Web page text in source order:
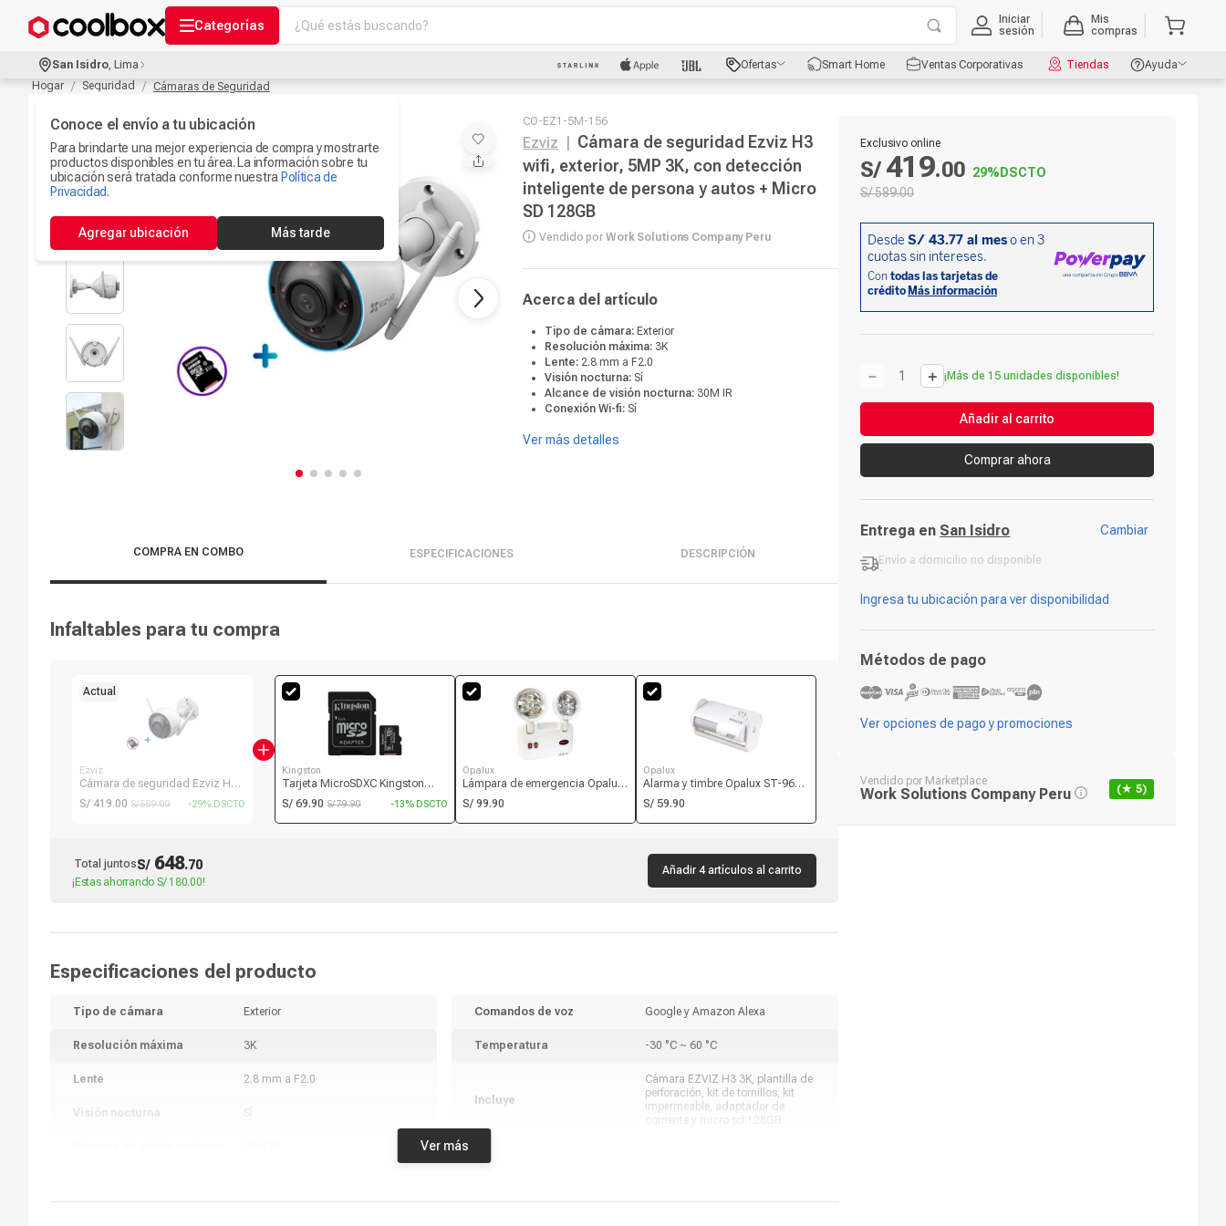
Categorías
¿Qué estás buscando?
3.
Ipad
Iphone 17
Microfono
Camaras Seguridad
7.
Ps5
8.
Parlantes Bluetooth
.
Accesorios Computo
Iniciar
sesión
Mis
compras
San Isidro, Lima
Conoce el envío a tu ubicación
Para brindarte una mejor experiencia de compra y mostrarte
productos disponibles en tu área. La información sobre tu
ubicación será tratada conforme nuestra Política de
Privacidad.
Agregar ubicación Más tarde
Ofertas Smart Home Ventas Corporativas Tiendas
Ayuda
Hogar
Seguridad Cámaras de Seguridad
CO-EZ1-5M-156
Ezviz
Cámara de seguridad Ezviz H3
wifi, exterior, 5MP 3K, con detección
inteligente de persona y autos + Micro
SD 128GB
Vendido por Work Solutions Company Peru
Acerca del artículo
Tipo de cámara: Exterior
Resolución máxima: 3K
Lente:2.8 mm a F2.0
Visión nocturna: Sí
Alcance de visión nocturna: 30M IR
Conexión Wi-fi: Sí
Ver más detalles
COMPRA EN COMBO ESPECIFICACIONES DESCRIPCIÓN
Infaltables para tu compra
Actual
Ezviz
Cámara de seguridad Ezviz H3
wifi, exterior, 5MP 3K, con
S/ 419.00 S/ 589.00 -29% DSCTO
Kingston
Tarjeta MicroSDXC Kingston
Canvas Select Plus 128GB, U1,
S/ 69.90 S/ 79.90 -13% DSCTO
Opalux
Lámpara de emergencia Opalux
9101220LED, 14 led, 8 horas
S/ 99.90
Opalux
Alarma y timbre Opalux ST-96
con sensor, distancia de
S/ 59.90
Total juntosS/ 648.70
¡Estas ahorrando S/ 180.00!
Añadir 4 artículos al carrito
Especificaciones del producto
Tipo de cámara Exterior
Resolución máxima 3K
Lente 2.8 mm a F2.0
Visión nocturna Sí
Comandos de voz Google y Amazon Alexa
Temperatura -30 °C ~ 60 °C
Incluye
Cámara EZVIZ H3 3K, plantilla de
perforación, kit de tornillos, kit
impermeable, adaptador de
corriente y micro sd 128GB
Ver más
Exclusivo online
S/ 419.00 29% DSCTO
S/589.00
＋
－ ¡Más de 15 unidades disponibles!
Añadir al carrito
Comprar ahora
Entrega en San Isidro Cambiar
Envío a domicilio no disponible
-
Ingresa tu ubicación para ver disponibilidad
Métodos de pago
Ver opciones de pago y promociones
Vendido por Marketplace
Work Solutions Company Peru (★ 5)